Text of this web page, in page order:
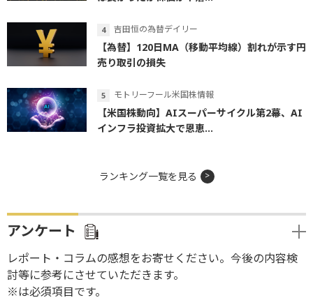
吉田恒の為替デイリー
【為替】120日MA（移動平均線）割れが示す円
売り取引の損失
モトリーフール米国株情報
【米国株動向】AIスーパーサイクル第2幕、AI
インフラ投資拡大で恩恵...
ランキング一覧を見る
アンケート
レポート・コラムの感想をお寄せください。今後の内容検
討等に参考にさせていただきます。
※は必須項目です。